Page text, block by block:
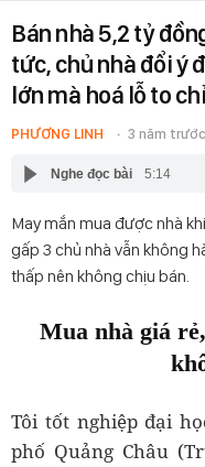
Bán nhà 5,2 tỷ
tức, chủ nhà đổi ý
lớn mà hoá lỗ to
PHƯƠNG LINH 3 năm trước
Nghe đọc bài 5:14
May mắn mua được nhà
gấp 3 chủ nhà vẫn không
thấp nên không chịu bán.
Mua nhà giá
Tôi tốt nghiệp đại
phố Quảng Châu